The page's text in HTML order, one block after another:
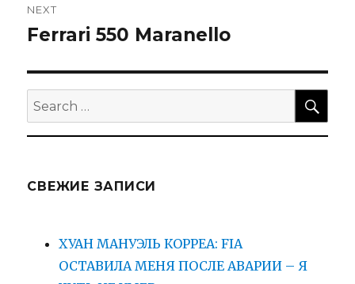
NEXT
Next
Ferrari 550 Maranello
Search
for:
СВЕЖИЕ ЗАПИСИ
ХУАН МАНУЭЛЬ КОРРЕА: FIA
ОСТАВИЛА МЕНЯ ПОСЛЕ АВАРИИ – Я